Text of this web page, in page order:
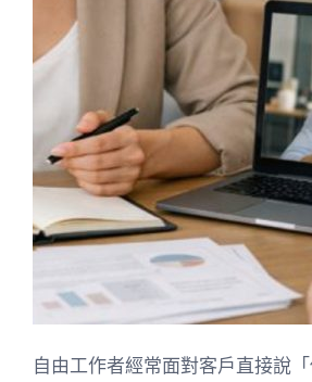
自由工作者經常面對客戶直接說